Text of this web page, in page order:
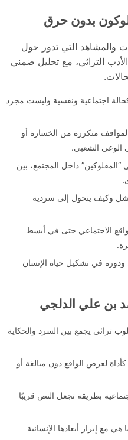
بدون حرق
والمشاهد التي تدور حول
التراثي، مع تحليل ضمني
كحالة اجتماعية ونفسية وليست مجرد
متكررة من الخسارة أو
الوعي الشعبي.
“المفلوكين” داخل المجتمع، بين
وكيف يتحول إلى سردية
الاجتماعي حتى في أبسط
في تشكيل حياة الإنسان
بن علي الدلجي
تراثي يجمع بين السرد والحكاية
لعرض الواقع دون مبالغة أو
بطريقة تجعل النص قريبًا
مع إبراز أبعادها الإنسانية